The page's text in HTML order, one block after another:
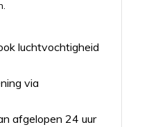
luchtvochtigheid
via
afgelopen 24 uur